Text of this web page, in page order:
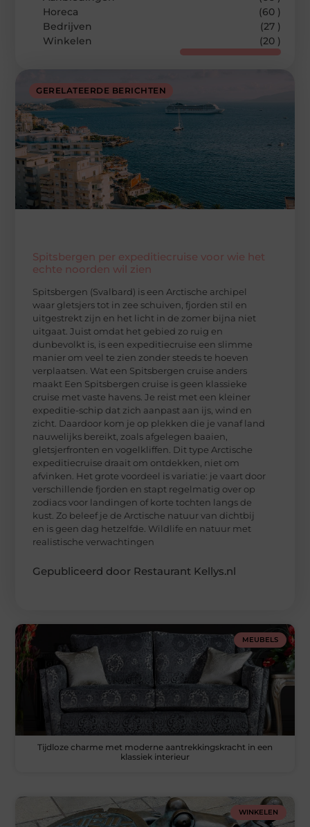
GERELATEERDE BERICHTEN
Spitsbergen per expeditiecruise voor wie het
echte noorden wil zien
Spitsbergen (Svalbard) is een Arctische archipel
waar gletsjers tot in zee schuiven, fjorden stil en
uitgestrekt zijn en het licht in de zomer bijna niet
uitgaat. Juist omdat het gebied zo ruig en
dunbevolkt is, is een expeditiecruise een slimme
manier om veel te zien zonder steeds te hoeven
verplaatsen. Wat een Spitsbergen cruise anders
maakt Een Spitsbergen cruise is geen klassieke
cruise met vaste havens. Je reist met een kleiner
expeditie-schip dat zich aanpast aan ijs, wind en
zicht. Daardoor kom je op plekken die je vanaf land
nauwelijks bereikt, zoals afgelegen baaien,
gletsjerfronten en vogelkliffen. Dit type Arctische
expeditiecruise draait om ontdekken, niet om
afvinken. Het grote voordeel is variatie: je vaart door
verschillende fjorden en stapt regelmatig over op
zodiacs voor landingen of korte tochten langs de
kust. Zo beleef je de Arctische natuur van dichtbij
en is geen dag hetzelfde. Wildlife en natuur met
realistische verwachtingen
Gepubliceerd door Restaurant Kellys.nl
Horeca
(60 )
Bedrijven
(27 )
Winkelen
(20 )
MEUBELS
Tijdloze charme met moderne aantrekkingskracht in een
klassiek interieur
WINKELEN